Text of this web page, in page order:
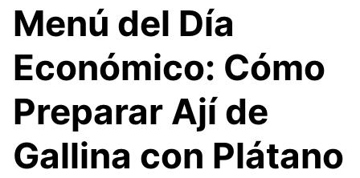
Menú del Día
Económico: Cómo
Preparar Ají de
Gallina con Plátano